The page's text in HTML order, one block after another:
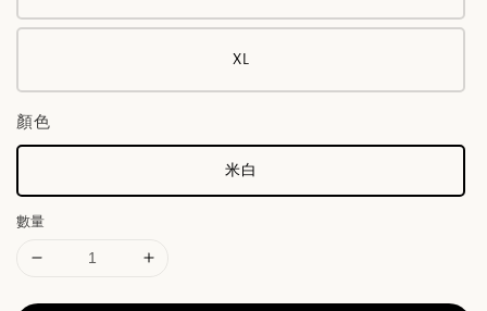
XL
顏色
米白
數量